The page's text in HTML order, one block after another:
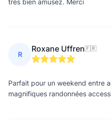
très bien amusez. Merci
R
Roxane Uffren🇫🇷
Parfait pour un weekend entre
magnifiques randonnées